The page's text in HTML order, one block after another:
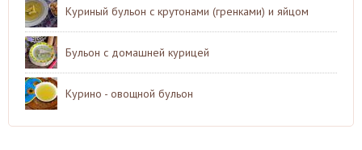
Куриный бульон с крутонами (гренками) и яйцом
Бульон с домашней курицей
Курино - овощной бульон